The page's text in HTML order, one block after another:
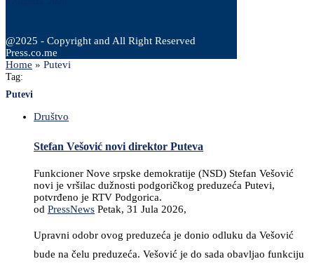
@2025 - Copyright and All Right Reserved
Press.co.me
Home » Putevi
Tag:
Putevi
Društvo
Stefan Vešović novi direktor Puteva
Funkcioner Nove srpske demokratije (NSD) Stefan Vešović
novi je vršilac dužnosti podgoričkog preduzeća Putevi,
potvrđeno je RTV Podgorica.
od PressNews Petak, 31 Jula 2026,
Upravni odobr ovog preduzeća je donio odluku da Vešović
bude na čelu preduzeća. Vešović je do sada obavljao funkciju